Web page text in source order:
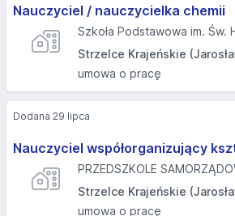
Nauczyciel / nauczycielka chemii
Szkoła Podstawowa im. Św.
Strzelce Krajeńskie
umowa o pracę
Nauczyciel współorganizujący
PRZEDSZKOLE
Strzelce Krajeńskie
umowa o pracę
Dodana 29 lipca